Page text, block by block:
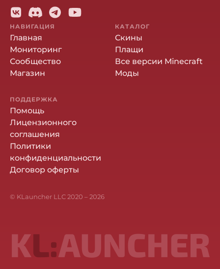
НАВИГАЦИЯ
Главная
Мониторинг
Сообщество
Магазин
КАТАЛОГ
Скины
Плащи
Все версии Minecraft
Моды
ПОДДЕРЖКА
Помощь
Лицензионного
соглашения
Политики
конфиденциальности
Договор оферты
© KLauncher LLC 2020 –2026
KL:AUNCHER